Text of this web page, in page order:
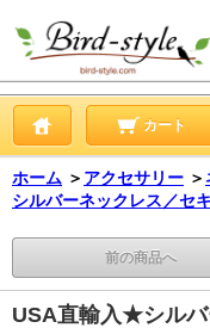
カート
ホーム ＞ アクセサリー ＞
シルバーネックレス／セ
前の商品へ
USA直輸入★シルバ